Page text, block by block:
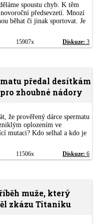
spoustu chyb. K těm
předsevzetí. Mnozí
běhat či jinak sportovat. Je
15907x Diskuze: 3
předal desítkám
zhoubné nádory
že prověřený dárce spermatu
oplozením ve
mutaci? Kdo selhal a kdo je
11506x Diskuze: 6
muže, který
zkázu Titaniku